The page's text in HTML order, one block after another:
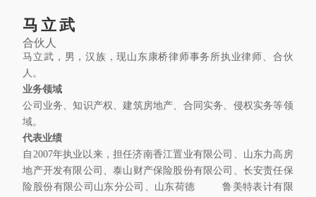
马立武
合伙人
马立武，男，汉族，现山东康桥律师事务所执业律师、合伙
人。
业务领域
公司业务、知识产权、建筑房地产、合同实务、侵权实务等领
域。
代表业绩
自2007年执业以来，担任济南香江置业有限公司、山东力高房
地产开发有限公司、泰山财产保险股份有限公司、长安责任保
险股份有限公司山东分公司、山东荷德 鲁美特表计有限